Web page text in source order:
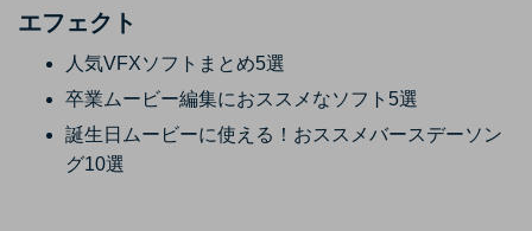
エフェクト
人気VFXソフトまとめ5選
卒業ムービー編集におススメなソフト5選
誕生日ムービーに使える！おススメバースデーソン
グ10選